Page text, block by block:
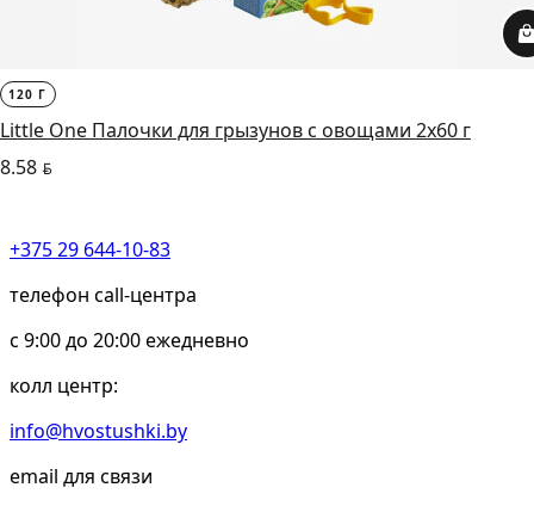
120 Г
Little One Палочки для грызунов с овощами 2х60 г
8.58 BYN
+375 29 644-10-83
телефон call-центра
c 9:00 до 20:00 ежедневно
колл центр:
info@hvostushki.by
email для связи